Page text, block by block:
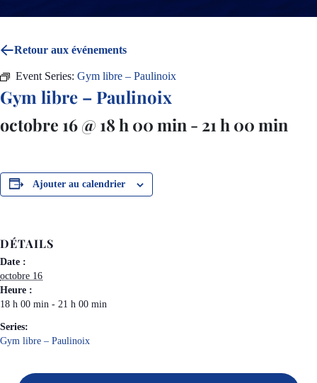
Retour aux événements
Event Series: Gym libre – Paulinoix
Gym libre – Paulinoix
octobre 16 @ 18 h 00 min - 21 h 00 min
Ajouter au calendrier
DÉTAILS
Date :
octobre 16
Heure :
18 h 00 min - 21 h 00 min
Series:
Gym libre – Paulinoix